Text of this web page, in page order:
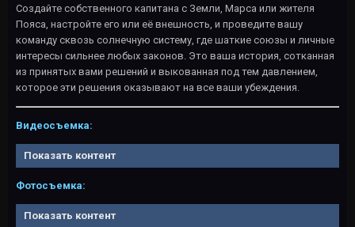
Создайте собственного капитана с Земли, Марса или жителя
Пояса, настройте его или её внешность, и проведите вашу
команду сквозь солнечную систему, где шаткие союзы и личные
интересы сильнее любых законов. Это ваша история, сотканная
из принятых вами решений и выкованная под тем давлением,
которое эти решения оказывают на все ваши убеждения.
Видеосъемка:
Показать контент
Фотосъемка:
Показать контент